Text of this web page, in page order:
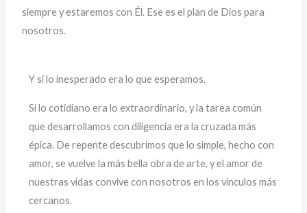
siempre y estaremos con Él. Ese es el plan de Dios para
nosotros.
Y si lo inesperado era lo que esperamos.
Si lo cotidiano era lo extraordinario, y la tarea común
que desarrollamos con diligencia era la cruzada más
épica. De repente descubrimos que lo simple, hecho con
amor, se vuelve la más bella obra de arte, y el amor de
nuestras vidas convive con nosotros en los vínculos más
cercanos.